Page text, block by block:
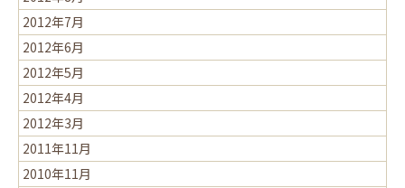
2012年7月
2012年6月
2012年5月
2012年4月
2012年3月
2011年11月
2010年11月